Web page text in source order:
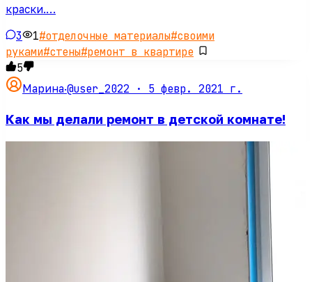
краски.…
3 1#отделочные материалы#своими
руками#стены#ремонт в квартире
5
Марина·@user_2022 · 5 февр. 2021 г.
Как мы делали ремонт в детской комнате!